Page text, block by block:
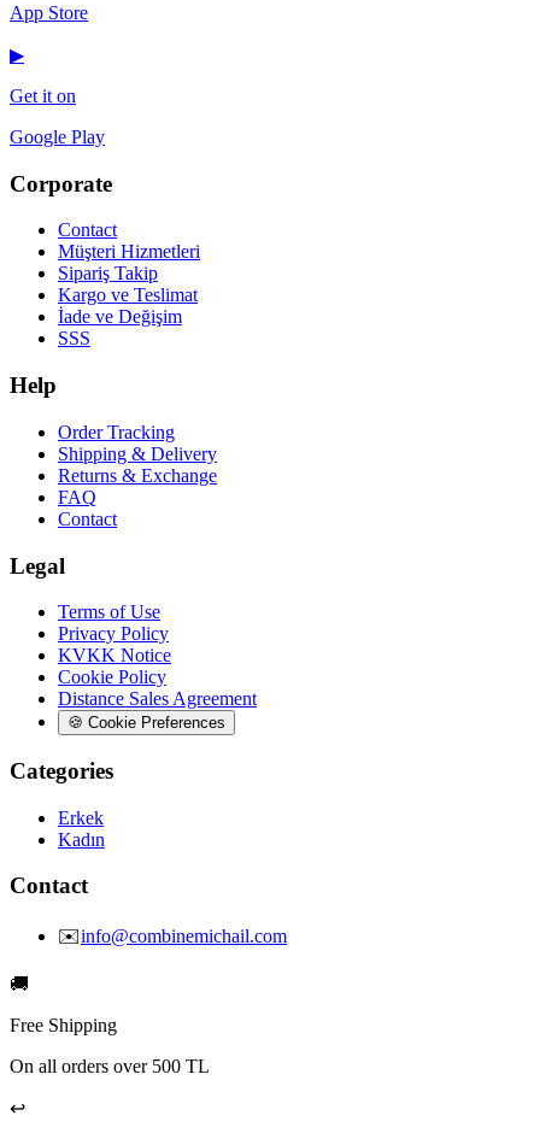
App Store
▶
Get it on
Google Play
Corporate
Contact
Müşteri Hizmetleri
Sipariş Takip
Kargo ve Teslimat
İade ve Değişim
SSS
Help
Order Tracking
Shipping & Delivery
Returns & Exchange
FAQ
Contact
Legal
Terms of Use
Privacy Policy
KVKK Notice
Cookie Policy
Distance Sales Agreement
🍪 Cookie Preferences
Categories
Erkek
Kadın
Contact
✉️info@combinemichail.com
🚚
Free Shipping
On all orders over 500 TL
↩️